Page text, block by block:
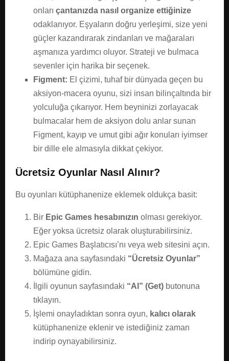
onları çantanızda nasıl organize ettiğinize
odaklanıyor. Eşyaların doğru yerleşimi, size yeni
güçler kazandırarak zindanları ve mağaraları
aşmanıza yardımcı oluyor. Strateji ve bulmaca
sevenler için harika bir seçenek.
Figment: El çizimi, tuhaf bir dünyada geçen bu
aksiyon-macera oyunu, sizi insan bilinçaltında bir
yolculuğa çıkarıyor. Hem beyninizi zorlayacak
bulmacalar hem de aksiyon dolu anlar sunan
Figment, kayıp ve umut gibi ağır konuları iyimser
bir dille ele almasıyla dikkat çekiyor.
Ücretsiz Oyunlar Nasıl Alınır?
Bu oyunları kütüphanenize eklemek oldukça basit:
Bir Epic Games hesabınızın olması gerekiyor.
Eğer yoksa ücretsiz olarak oluşturabilirsiniz.
Epic Games Başlatıcısı’nı veya web sitesini açın.
Mağaza ana sayfasındaki “Ücretsiz Oyunlar”
bölümüne gidin.
İlgili oyunun sayfasındaki “Al” (Get) butonuna
tıklayın.
İşlemi onayladıktan sonra oyun, kalıcı olarak
kütüphanenize eklenir ve istediğiniz zaman
indirip oynayabilirsiniz.